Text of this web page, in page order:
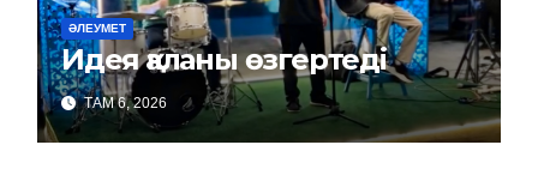
ӘЛЕУМЕТ
Идея қаланы өзгертеді
ТАМ 6, 2026